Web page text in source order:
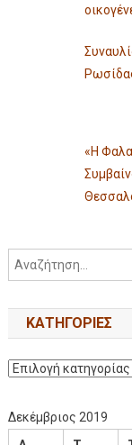
«Η
KΑΤΗΓΟΡΊΕΣ
Δεκέμβριος 2019